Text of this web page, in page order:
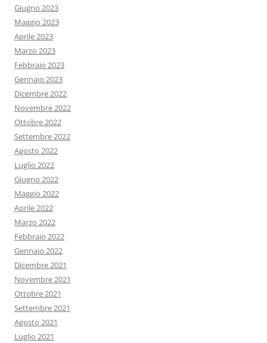
Giugno 2023
Maggio 2023
Aprile 2023
Marzo 2023
Febbraio 2023
Gennaio 2023
Dicembre 2022
Novembre 2022
Ottobre 2022
Settembre 2022
Agosto 2022
Luglio 2022
Giugno 2022
Maggio 2022
Aprile 2022
Marzo 2022
Febbraio 2022
Gennaio 2022
Dicembre 2021
Novembre 2021
Ottobre 2021
Settembre 2021
Agosto 2021
Luglio 2021